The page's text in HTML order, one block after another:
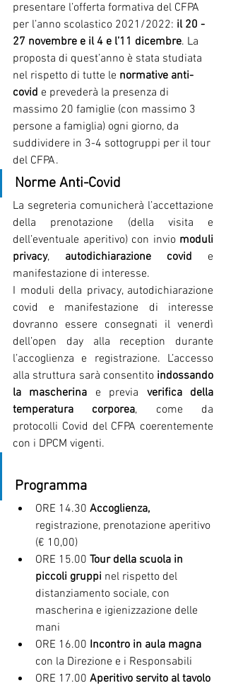
presentare l’offerta formativa del CFPA
per l’anno scolastico 2021/2022: il 20 -
27 novembre e il 4 e l’11 dicembre. La
proposta di quest’anno è stata studiata
nel rispetto di tutte le normative anti-
covid e prevederà la presenza di
massimo 20 famiglie (con massimo 3
persone a famiglia) ogni giorno, da
suddividere in 3-4 sottogruppi per il tour
del CFPA.
Norme Anti-Covid
La segreteria comunicherà l’accettazione
della prenotazione (della visita e
dell’eventuale aperitivo) con invio moduli
privacy, autodichiarazione covid e
manifestazione di interesse.
I moduli della privacy, autodichiarazione
covid e manifestazione di interesse
dovranno essere consegnati il venerdì
dell’open day alla reception durante
l’accoglienza e registrazione. L’accesso
alla struttura sarà consentito indossando
la mascherina e previa verifica della
temperatura corporea, come da
protocolli Covid del CFPA coerentemente
con i DPCM vigenti.
Programma
ORE 14.30 Accoglienza,
registrazione, prenotazione aperitivo
(€ 10,00)
ORE 15.00 Tour della scuola in
piccoli gruppi nel rispetto del
distanziamento sociale, con
mascherina e igienizzazione delle
mani
ORE 16.00 Incontro in aula magna
con la Direzione e i Responsabili
ORE 17.00 Aperitivo servito al tavolo